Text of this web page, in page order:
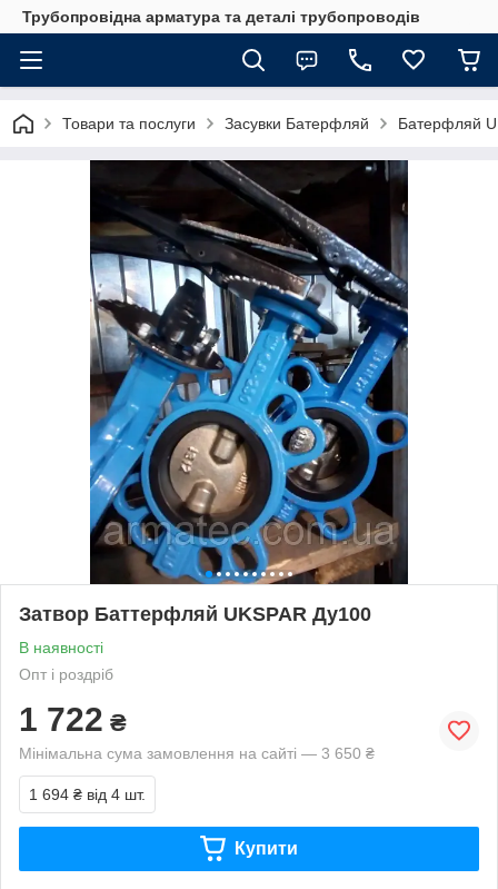
Трубопровідна арматура та деталі трубопроводів
Товари та послуги Засувки Батерфляй Батерфляй
Затвор Баттерфляй UKSPAR Ду100
В наявності
Опт і роздріб
1 722 ₴
Мінімальна сума замовлення на сайті — 3 650 ₴
1 694 ₴ від 4 шт.
Купити